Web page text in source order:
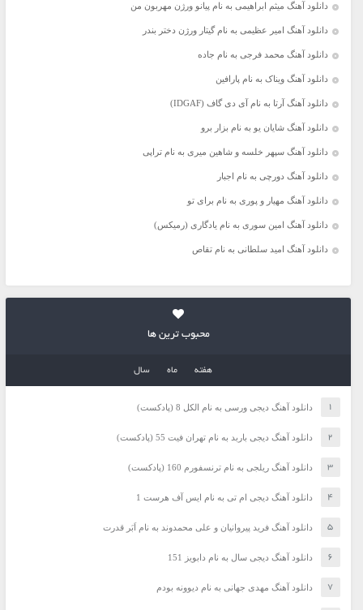
دانلود آهنگ میثم ابراهیمی به نام پیانو ورژن مهربون من
دانلود آهنگ امیر عظیمی به نام گیتار ورژن دختر بندر
دانلود آهنگ محمد فرجی به نام جاده
دانلود آهنگ ویناک به نام پارافین
دانلود آهنگ آرتا به نام آی دی گاف (IDGAF)
دانلود آهنگ شایان یو به نام بزار برو
دانلود آهنگ سپهر خلسه و شاهین میری به نام تراپی
دانلود آهنگ دورچی به نام اجبار
دانلود آهنگ مهیار و پوری به نام برای تو
دانلود آهنگ امین سوری به نام یادگاری (رمیکس)
دانلود آهنگ امید سلطانی به نام تقاص
محبوب ترین ها
هفته ماه سال
دانلود آهنگ دیجی ورسی به نام الکل 8 (پادکست)
دانلود آهنگ دیجی باربد به نام تهران فیت 55 (پادکست)
دانلود آهنگ ریلجی به نام ترنسفورم 160 (پادکست)
دانلود آهنگ دیجی ام تی به نام ایس آف هرست 1
دانلود آهنگ فرید پیروانیان و علی محمدوند به نام اَبَر قدرت
دانلود آهنگ دیجی سال به نام دابویز 151
دانلود آهنگ مهدی جهانی به نام دیوونه بودم